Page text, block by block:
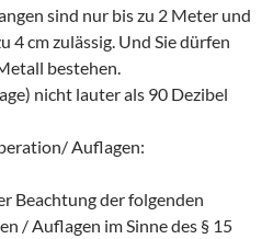
sind nur bis zu 2 Meter und
4 cm zulässig. Und Sie dürfen
bestehen.
nicht lauter als 90 Dezibel
Auflagen:
Beachtung der folgenden
/ Auflagen im Sinne des § 15